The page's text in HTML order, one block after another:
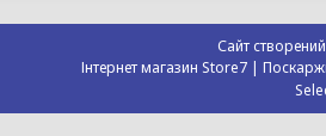
Сайт
Інтернет магазин Store7 |